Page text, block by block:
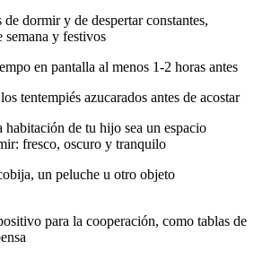
dormir y de despertar constantes,
semana y festivos
en pantalla al menos 1-2 horas antes
tentempiés azucarados antes de acostar
habitación de tu hijo sea un espacio
fresco, oscuro y tranquilo
un peluche u otro objeto
para la cooperación, como tablas de